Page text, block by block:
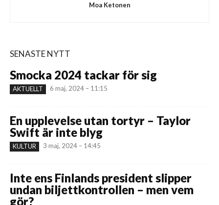
Moa Ketonen
SENASTE NYTT
Smocka 2024 tackar för sig
AKTUELLT 6 maj, 2024 – 11:15
En upplevelse utan tortyr – Taylor
Swift är inte blyg
KULTUR 3 maj, 2024 – 14:45
Inte ens Finlands president slipper
undan biljettkontrollen – men vem
gör?